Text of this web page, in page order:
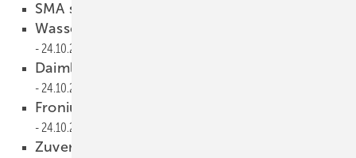
SMA senkt Gewinnprognose
Wasserstoffanlage im Virtuellen Kraftwerk
24.10.2016
Daimler baut zweite Batteriefabrik in Kamenz
24.10.2016
Fronius und Victron bauen in Spanien
24.10.2016
Zuverlässige Stromversorgung in